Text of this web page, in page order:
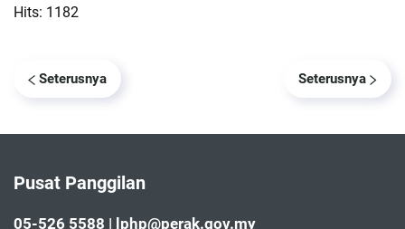
Hits: 1182
Seterusnya Seterusnya
Pusat Panggilan
05-526 5588 | lphp@perak.gov.my